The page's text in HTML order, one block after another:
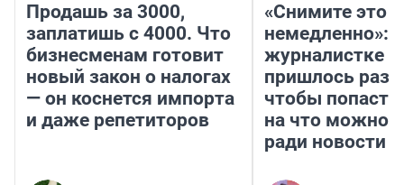
Продашь за 3000,
заплатишь с 4000. Что
бизнесменам готовит
новый закон о налогах
— он коснется импорта
и даже репетиторов
«Снимите это
немедленно»:
журналистке
пришлось
чтобы попасть
на что можно
ради новости